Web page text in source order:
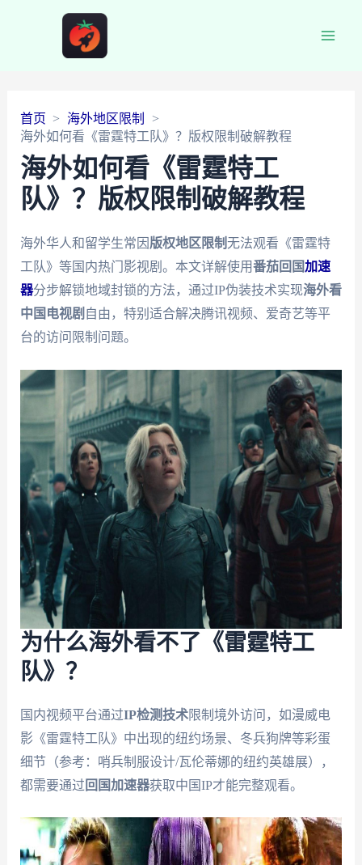
首页
海外地区限制
海外如何看《雷霆特工队》？版权限制破解教程
海外如何看《雷霆特工
队》？版权限制破解教程
海外华人和留学生常因 版权地区限制无法观看《雷霆特
工队》等国内热门影视剧。本文详解使用番茄回国加速
器分步解锁地域封锁的方法，通过IP伪装技术实现海外看
中国电视剧 自由，特别适合解决腾讯视频、爱奇艺等平
台的访问限制问题。
为什么海外看不了《雷霆特工
队》？
国内视频平台通过IP检测技术限制境外访问，如漫威电
影《雷霆特工队》中出现的纽约场景、冬兵狗牌等彩蛋
细节（参考：哨兵制服设计/瓦伦蒂娜的纽约英雄展），
都需要通过 回国加速器获取中国IP才能完整观看。